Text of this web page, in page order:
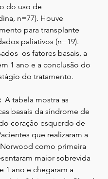
do uso de
n=77). Houve
para transplante
paliativos (n=19).
os fatores basais, a
1 ano e a conclusão do
do tratamento.
  A tabela mostra as
basais da síndrome de
coração esquerdo de
que realizaram a
como primeira
maior sobrevida
1 ano e chegaram a